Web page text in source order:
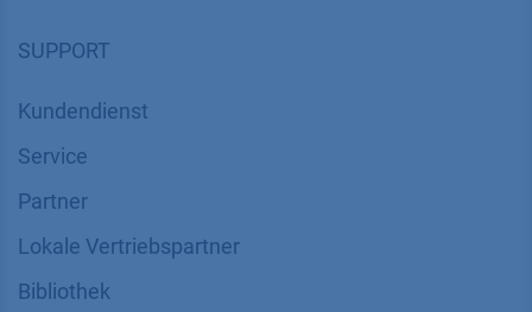
SUPPORT
Kundendienst
Service
Partner
Lokale Vertriebspartner
Bibliothek